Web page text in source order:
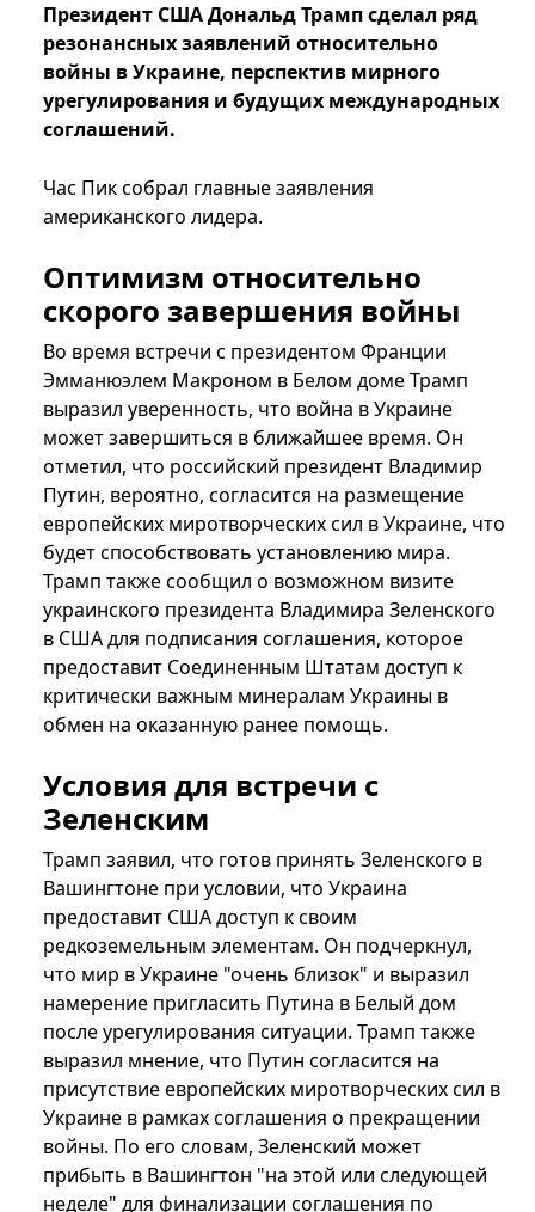
Президент США Дональд Трамп сделал ряд
резонансных заявлений относительно
войны в Украине, перспектив мирного
урегулирования и будущих международных
соглашений.
Час Пик собрал главные заявления
американского лидера.
Оптимизм относительно
скорого завершения войны
Во время встречи с президентом Франции
Эмманюэлем Макроном в Белом доме Трамп
выразил уверенность, что война в Украине
может завершиться в ближайшее время. Он
отметил, что российский президент Владимир
Путин, вероятно, согласится на размещение
европейских миротворческих сил в Украине, что
будет способствовать установлению мира.
Трамп также сообщил о возможном визите
украинского президента Владимира Зеленского
в США для подписания соглашения, которое
предоставит Соединенным Штатам доступ к
критически важным минералам Украины в
обмен на оказанную ранее помощь.
Условия для встречи с
Зеленским
Трамп заявил, что готов принять Зеленского в
Вашингтоне при условии, что Украина
предоставит США доступ к своим
редкоземельным элементам. Он подчеркнул,
что мир в Украине "очень близок" и выразил
намерение пригласить Путина в Белый дом
после урегулирования ситуации. Трамп также
выразил мнение, что Путин согласится на
присутствие европейских миротворческих сил в
Украине в рамках соглашения о прекращении
войны. По его словам, Зеленский может
прибыть в Вашингтон "на этой или следующей
неделе" для финализации соглашения по